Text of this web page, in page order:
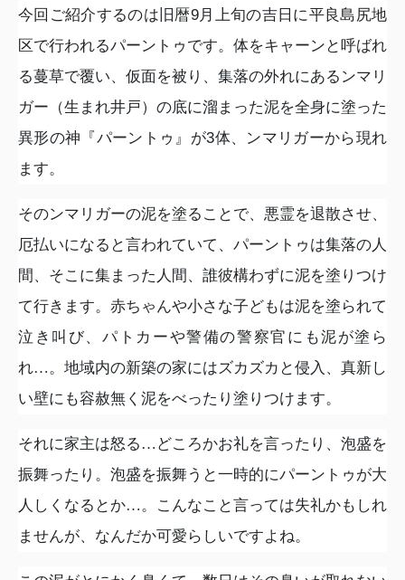
今回ご紹介するのは旧暦9月上旬の吉日に平良島尻地
区で行われるパーントゥです。体をキャーンと呼ばれ
る蔓草で覆い、仮面を被り、集落の外れにあるンマリ
ガー（生まれ井戸）の底に溜まった泥を全身に塗った
異形の神『パーントゥ』が3体、ンマリガーから現れ
ます。
そのンマリガーの泥を塗ることで、悪霊を退散させ、
厄払いになると言われていて、パーントゥは集落の人
間、そこに集まった人間、誰彼構わずに泥を塗りつけ
て行きます。赤ちゃんや小さな子どもは泥を塗られて
泣き叫び、パトカーや警備の警察官にも泥が塗ら
れ…。地域内の新築の家にはズカズカと侵入、真新し
い壁にも容赦無く泥をべったり塗りつけます。
それに家主は怒る…どころかお礼を言ったり、泡盛を
振舞ったり。泡盛を振舞うと一時的にパーントゥが大
人しくなるとか…。こんなこと言っては失礼かもしれ
ませんが、なんだか可愛らしいですよね。